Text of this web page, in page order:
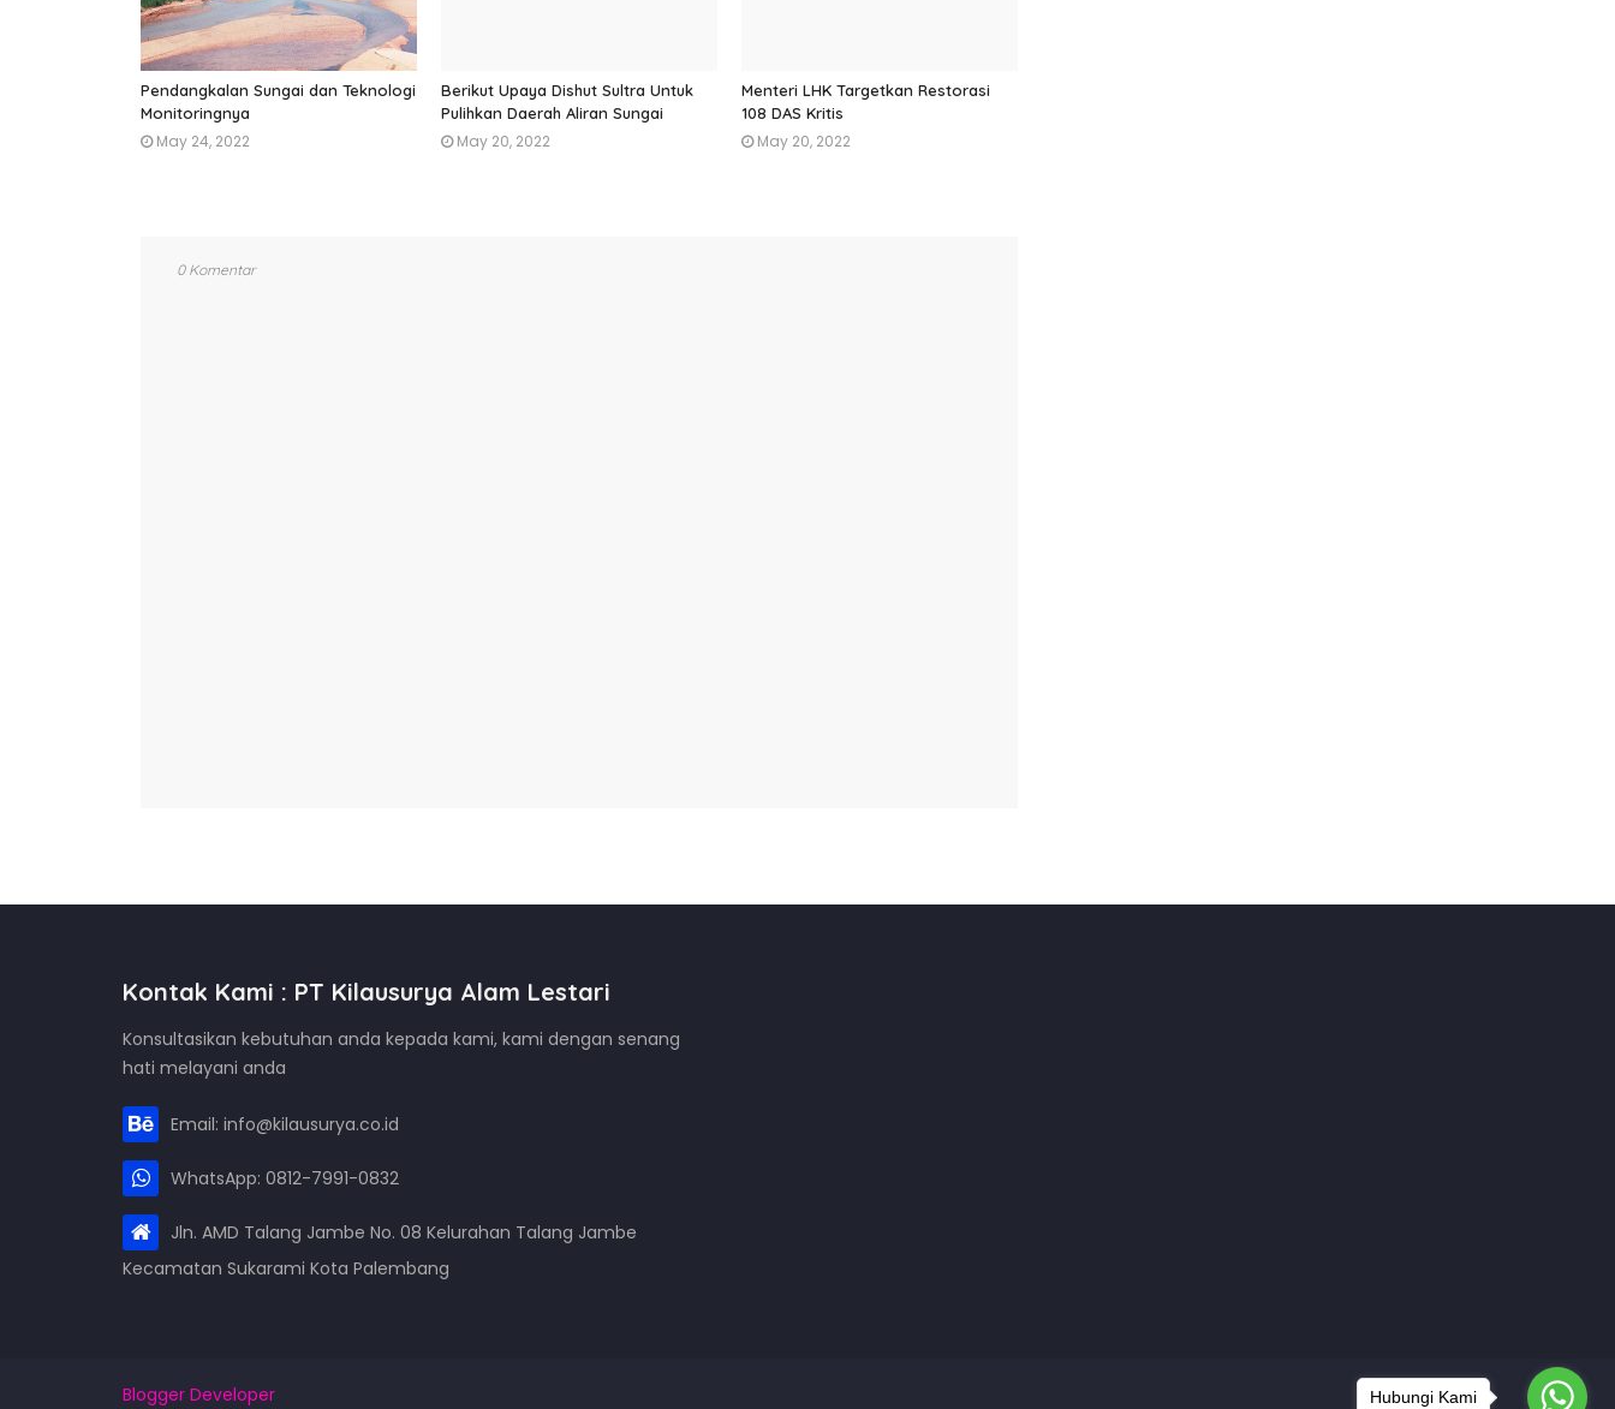
Pendangkalan Sungai dan Teknologi
Monitoringnya
May 24, 2022
Berikut Upaya Dishut Sultra Untuk
Pulihkan Daerah Aliran Sungai
May 20, 2022
Menteri LHK Targetkan Restorasi
108 DAS Kritis
May 20, 2022
0 Komentar
Kontak Kami : PT Kilausurya Alam Lestari
Konsultasikan kebutuhan anda kepada kami, kami dengan senang
hati melayani anda
Email: info@kilausurya.co.id
WhatsApp: 0812-7991-0832
Jln. AMD Talang Jambe No. 08 Kelurahan Talang Jambe
Kecamatan Sukarami Kota Palembang
Blogger Developer Hubungi Kami